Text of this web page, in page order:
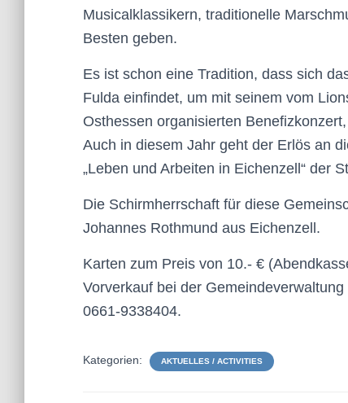
Musicalklassikern, traditionelle
Besten geben.
Es ist schon eine Tradition, dass sich
Fulda einfindet, um mit seinem vom
Osthessen organisierten
Auch in diesem Jahr geht der Erlös an
„Leben und Arbeiten in Eichenzell“ der
Die Schirmherrschaft für diese
Johannes Rothmund aus Eichenzell.
Karten zum Preis von 10.- €
Vorverkauf bei der
0661-9338404.
Kategorien: AKTUELLES / ACTIVITIES